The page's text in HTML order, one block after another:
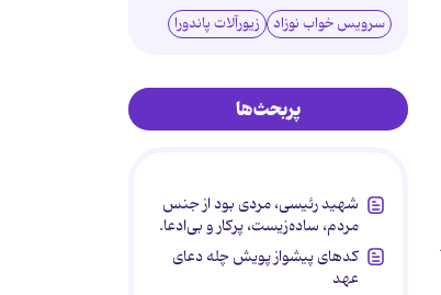
سرویس خواب نوزاد زیورآلات پاندورا
پربحث‌ها
شهید رئیسی، مردی بود از جنس
مردم، ساده‌زیست، پرکار و بی‌ادعا.
کدهای پیشواز پویش چله دعای
عهد